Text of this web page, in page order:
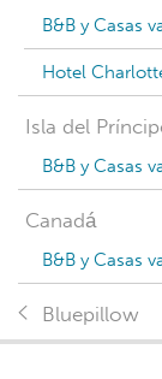
B&B y Casas
Hotel
Isla del
B&B y Casas
Canadá
B&B y Casas
Bluepillow